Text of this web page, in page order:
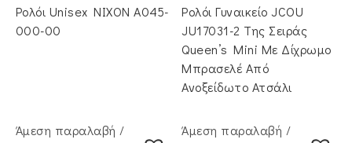
Ρολόι Unisex NIXON A045-
000-00
Ρολόι Γυναικείο JCOU
JU17031-2 Της Σειράς
Queen’s Mini Με Δίχρωμο
Μπρασελέ Από
Ανοξείδωτο Ατσάλι
Άμεση παραλαβή /
Άμεση παραλαβή /